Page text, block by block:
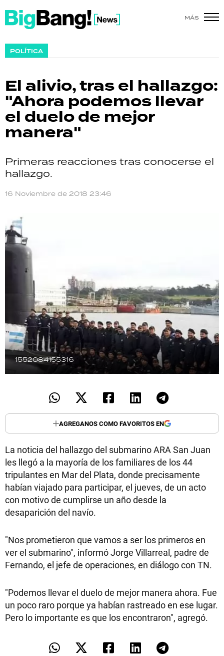
MÁS
POLÍTICA
El alivio, tras el hallazgo:
"Ahora podemos llevar
el duelo de mejor
manera"
Primeras reacciones tras conocerse el
hallazgo.
16 Noviembre de 2018 23:46
1552084155316
AGREGANOS COMO FAVORITOS EN
La noticia del hallazgo del submarino ARA San Juan
les llegó a la mayoría de los familiares de los 44
tripulantes en Mar del Plata, donde precisamente
habían viajado para participar, el jueves, de un acto
con motivo de cumplirse un año desde la
desaparición del navío.
"Nos prometieron que vamos a ser los primeros en
ver el submarino", informó Jorge Villarreal, padre de
Fernando, el jefe de operaciones, en diálogo con TN.
"Podemos llevar el duelo de mejor manera ahora. Fue
un poco raro porque ya habían rastreado en ese lugar.
Pero lo importante es que los encontraron", agregó.
SHOW
ACTUALIDAD
POLICIALES
ECONOMÍA
GRAN HERMANO
SALUD
DEPORTES
TECNOLOGÍA
RECETAS
PALABRAS
HORÓSCOPO
Seguinos